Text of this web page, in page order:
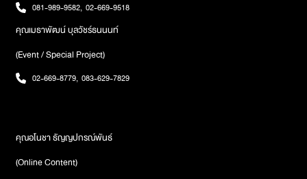
081-989-9582, 02-669-9518
คุณเมธาพัฒน์ บุลวัชร์ธนนนท์
(Event / Special Project)
02-669-8779, 083-629-7829
คุณอโนชา ธัญญปกรณ์พันธ์
(Online Content)